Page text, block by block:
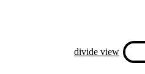
divide view